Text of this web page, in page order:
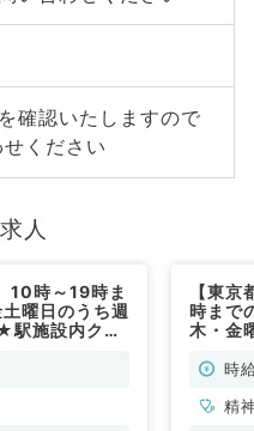
確認いたしますので
ください
人
10時～19時ま
曜日のうち週
駅施設内クリ
間調整相談可
【東
時まで
木・金
時
精